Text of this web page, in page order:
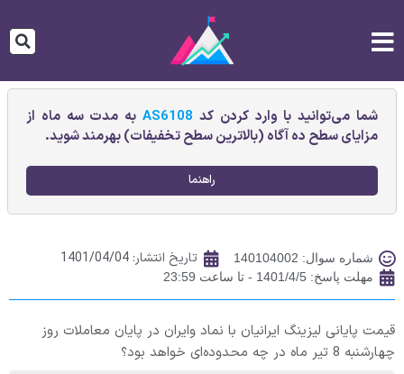
شما می‌توانید با وارد کردن کد AS6108به مدت سه ماه از
مزایای سطح ده آگاه (بالاترین سطح تخفیفات) بهرمند شوید.
راهنما
شماره سوال: 140104002 تاریخ انتشار: 1401/04/04
مهلت پاسخ: 1401/4/5 - تا ساعت 23:59
قیمت پایانی ليزينگ ايرانيان با نماد وایران در پایان معاملات روز
چهارشنبه 8 تیر ماه در چه محدوده‌ای خواهد بود؟